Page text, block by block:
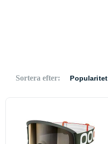
Sortera efter: Popularitet